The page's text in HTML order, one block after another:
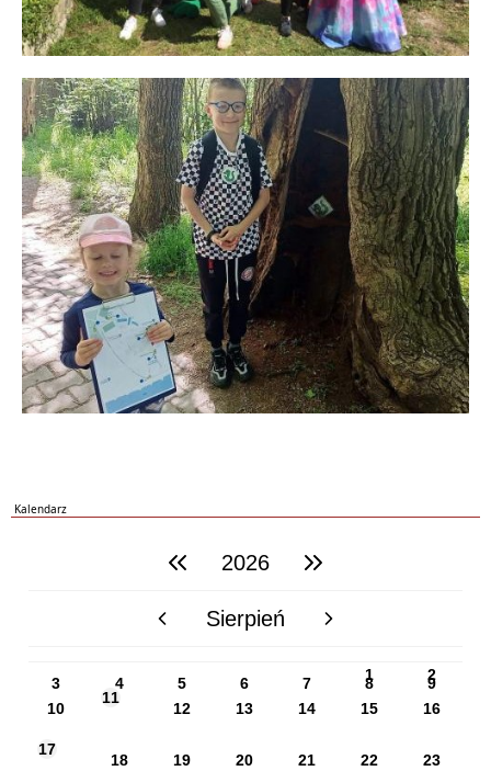
Kalendarz
poprzedni rok2026 następny rok
poprzedni miesiącSierpień następny miesiąc
1 2
3 4 5 6 7 8
9
10
11
12 13 14 15 16
17
18 19 20 21 22 23